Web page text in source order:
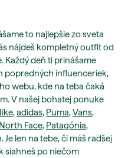
to najlepšie zo sveta
nájdeš kompletný outfit od
Každý deň ti prinášame
popredných influenceriek,
webu, kde na teba čaká
V našej bohatej ponuke
,adidas, Puma,Vans,
Face, Patagónia,
Je len na tebe, či máš radšej
siahneš po niečom